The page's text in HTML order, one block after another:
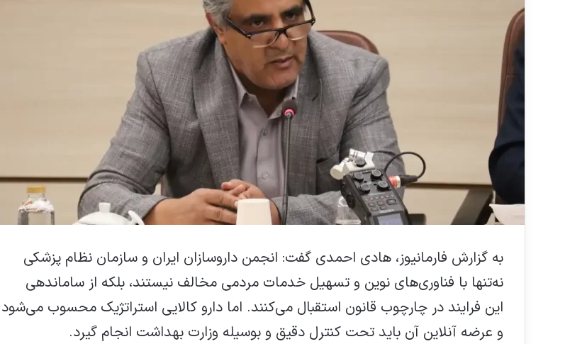
به گزارش فارمانیوز، هادی احمدی گفت: انجمن داروسازان ایران و سازمان نظام پزشکی
نه‌تنها با فناوری‌های نوین و تسهیل خدمات مردمی مخالف نیستند، بلکه از ساماندهی
این فرایند در چارچوب قانون استقبال می‌کنند. اما دارو کالایی استراتژیک محسوب می‌شود
و عرضه آنلاین آن باید تحت کنترل دقیق و بوسیله وزارت بهداشت انجام گیرد.